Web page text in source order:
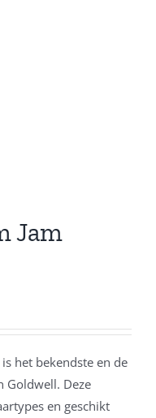
Jam
het bekendste en de
Goldwell. Deze
en geschikt